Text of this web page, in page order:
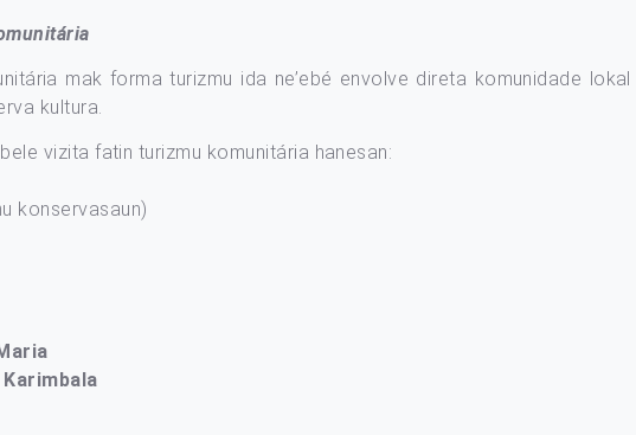
mak forma turizmu ida ne’ebé envolve direta komunidade
kultura.
vizita fatin turizmu komunitária hanesan:
konservasaun)